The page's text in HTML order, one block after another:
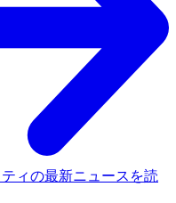
ィの最新ニュースを読